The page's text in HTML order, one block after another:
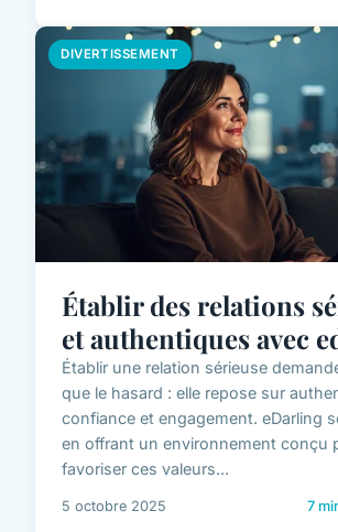
DIVERTISSEMENT
Établir des relations
et authentiques avec
Établir une relation sérieuse
que le hasard : elle repose sur
confiance et engagement. eDarling
en offrant un environnement conçu
favoriser ces valeurs...
5 octobre 2025 7